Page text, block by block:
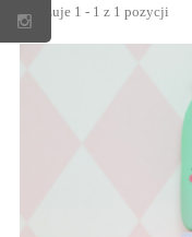
Pokazuje 1 - 1 z 1 pozycji